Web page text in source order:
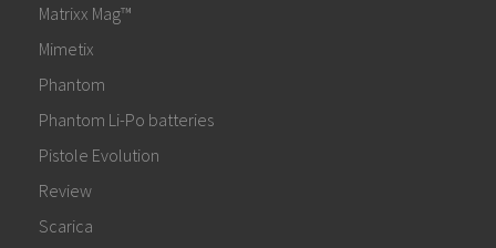
Matrixx Mag™
Mimetix
Phantom
Phantom Li-Po batteries
Pistole Evolution
Review
Scarica